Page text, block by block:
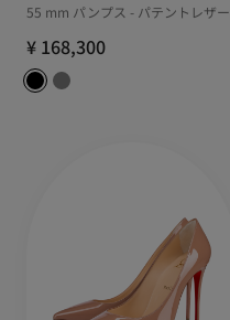
55 mm パンプス - パテントレザ
¥ 168,300